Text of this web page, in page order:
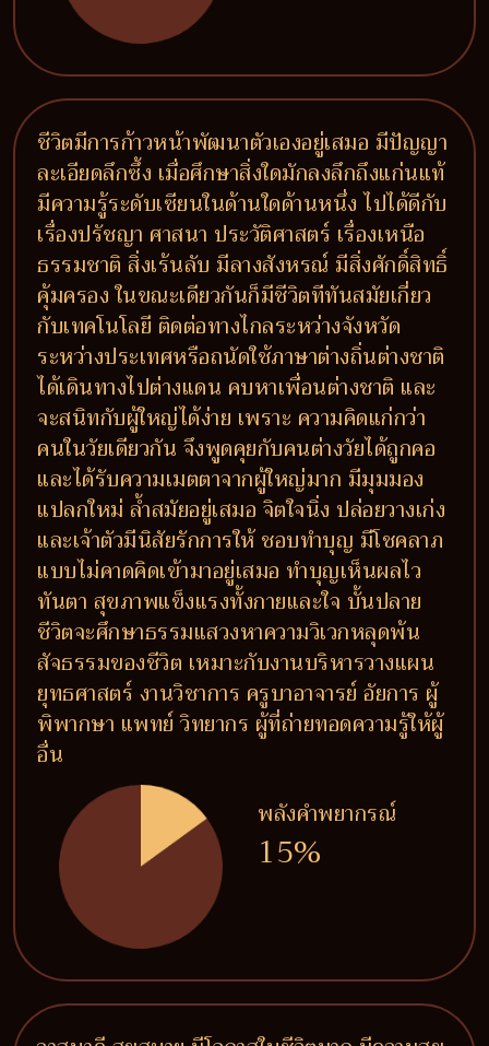
ชีวิตมีการก้าวหน้าพัฒนาตัวเองอยู่เสมอ มีปัญญา
ละเอียดลึกซึ้ง เมื่อศึกษาสิ่งใดมักลงลึกถึงแก่นแท้
มีความรู้ระดับเซียนในด้านใดด้านหนึ่ง ไปได้ดีกับ
เรื่องปรัชญา ศาสนา ประวัติศาสตร์ เรื่องเหนือ
ธรรมชาติ สิ่งเร้นลับ มีลางสังหรณ์ มีสิ่งศักดิ์สิทธิ์
คุ้มครอง ในขณะเดียวกันก็มีชีวิตทีทันสมัยเกี่ยว
กับเทคโนโลยี ติดต่อทางไกลระหว่างจังหวัด
ระหว่างประเทศหรือถนัดใช้ภาษาต่างถิ่นต่างชาติ
ได้เดินทางไปต่างแดน คบหาเพื่อนต่างชาติ และ
จะสนิทกับผู้ใหญ่ได้ง่าย เพราะ ความคิดแก่กว่า
คนในวัยเดียวกัน จึงพูดคุยกับคนต่างวัยได้ถูกคอ
และได้รับความเมตตาจากผู้ใหญ่มาก มีมุมมอง
แปลกใหม่ ล้ำสมัยอยู่เสมอ จิตใจนิ่ง ปล่อยวางเก่ง
และเจ้าตัวมีนิสัยรักการให้ ชอบทำบุญ มีโชคลาภ
แบบไม่คาดคิดเข้ามาอยู่เสมอ ทำบุญเห็นผลไว
ทันตา สุขภาพแข็งแรงทั้งกายและใจ บั้นปลาย
ชีวิตจะศึกษาธรรมแสวงหาความวิเวกหลุดพ้น
สัจธรรมของชีวิต เหมาะกับงานบริหารวางแผน
ยุทธศาสตร์ งานวิชาการ ครูบาอาจารย์ อัยการ ผู้
พิพากษา แพทย์ วิทยากร ผู้ที่ถ่ายทอดความรู้ให้ผู้
อื่น
พลังคำพยากรณ์
15%